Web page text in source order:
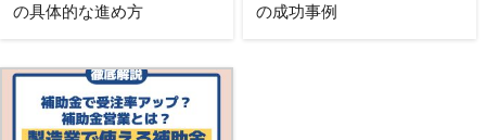
の具体的な進め方
の成功事例